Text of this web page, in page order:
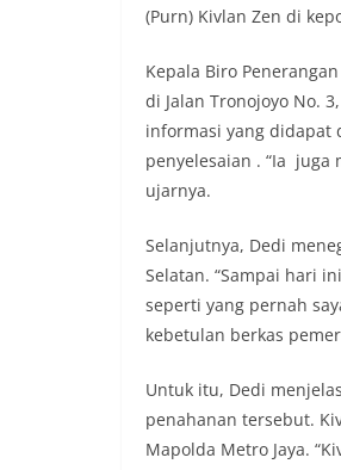
(Purn) Kivlan Zen di
Kepala Biro
di Jalan Tronojoyo No.
informasi yang didapat
penyelesaian . “Ia juga
ujarnya.
Selanjutnya, Dedi
Selatan. “Sampai hari
seperti yang pernah
kebetulan berkas
Untuk itu, Dedi
penahanan tersebut.
Mapolda Metro Jaya.